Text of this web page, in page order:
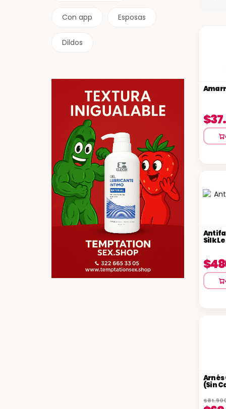
Con app Esposas
Dildos
Silk
Arnés
(Sin